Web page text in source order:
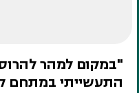
"במקום למהר
התעשייתי במתחם